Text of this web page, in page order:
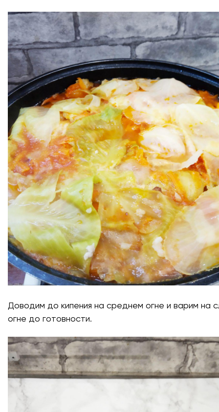
Доводим до кипения на среднем огне и варим на
огне до готовности.